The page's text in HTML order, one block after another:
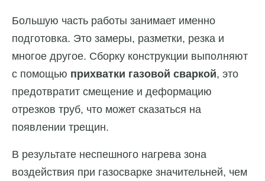
Большую часть работы занимает именно
подготовка. Это замеры, разметки, резка и
многое другое. Сборку конструкции выполняют
с помощью прихватки газовой сваркой, это
предотвратит смещение и деформацию
отрезков труб, что может сказаться на
появлении трещин.
В результате неспешного нагрева зона
воздействия при газосварке значительней, чем